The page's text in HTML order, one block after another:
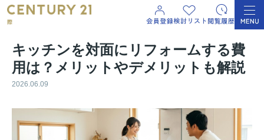
キッチンを対面にリフォームする費
用は？メリットやデメリットも解説
2026.06.09